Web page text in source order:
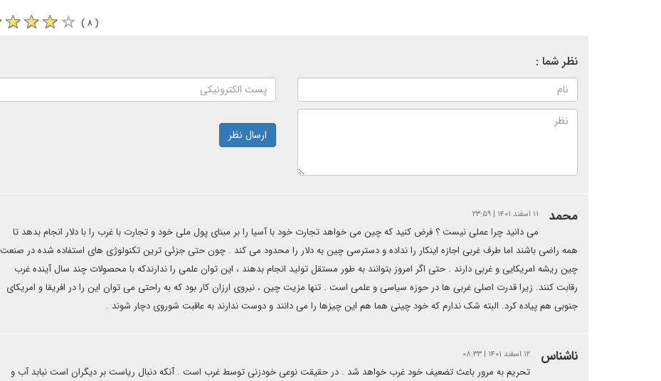
( ۸ )
نظر شما :
ارسال نظر
محمد ۱۱ اسفند ۱۴۰۱ | ۲۳:۵۹
می دانید چرا عملی نیست ؟ فرض کنید که چین می خواهد تجارت خود با آسیا را بر مبنای پول ملی خود و تجارت با غرب را با دلار انجام بدهد تا
همه راضی باشند اما طرف غربی اجازه اینکار را نداده و دسترسی چین به دلار را محدود می کند . چون حتی جزئی ترین تکنولوژی های استفاده شده در صنعت
چین ریشه امریکایی و غربی دارند . حتی اگر امروز بتوانند به طور مستقل تولید انجام بدهند ، این توان علمی را ندارندکه با محصولات چند سال آینده غرب
رقابت کنند. زیرا قدرت اصلی غربی ها در حوزه سیاسی و علمی است . تنها مزیت چین ، نیروی ارزان کار بود که به راحتی می توان این را در افریقا و امریکای
جنوبی هم پیاده کرد. البته شک ندارم که خود چینی هما هم این چیزها را می دانند و دوست ندارند به عاقبت شوروی دچار شوند .
ناشناس ۱۲ اسفند ۱۴۰۱ | ۰۸:۳۳
تحریم به مرور باعث تضعیف خود غرب خواهد شد . در حقیقت نوعی خودزنی توسط غرب است . آنکه دنبال ریاست بر دیگران است نبابد آب و